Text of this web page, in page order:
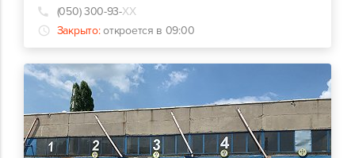
(050) 300-93-ХХ
Закрыто: откроется в 09:00